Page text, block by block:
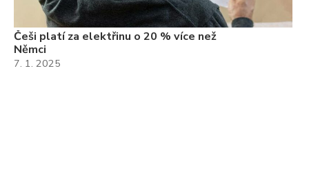
Češi platí za elektřinu o 20 % více než
Němci
7. 1. 2025